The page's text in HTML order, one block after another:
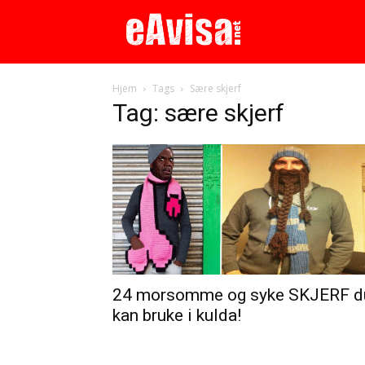
Hjem Tags Sære skjerf
Tag: sære skjerf
24 morsomme og syke SKJERF
kan bruke i kulda!